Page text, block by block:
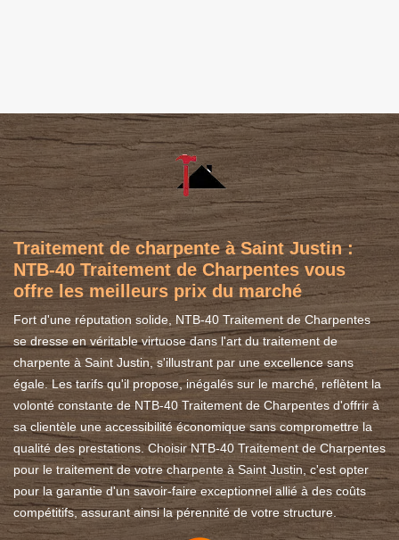
Traitement de charpente à Saint Justin :
NTB-40 Traitement de Charpentes vous
offre les meilleurs prix du marché
Fort d'une réputation solide, NTB-40 Traitement de Charpentes
se dresse en véritable virtuose dans l'art du traitement de
charpente à Saint Justin, s'illustrant par une excellence sans
égale. Les tarifs qu'il propose, inégalés sur le marché, reflètent la
volonté constante de NTB-40 Traitement de Charpentes d'offrir à
sa clientèle une accessibilité économique sans compromettre la
qualité des prestations. Choisir NTB-40 Traitement de Charpentes
pour le traitement de votre charpente à Saint Justin, c'est opter
pour la garantie d'un savoir-faire exceptionnel allié à des coûts
compétitifs, assurant ainsi la pérennité de votre structure.